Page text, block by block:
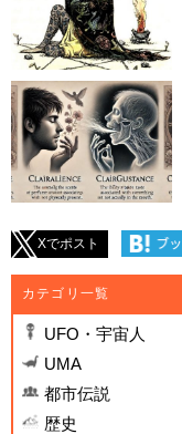
Xでポスト
カテゴリ一覧
UFO・宇宙人
UMA
都市伝説
歴史